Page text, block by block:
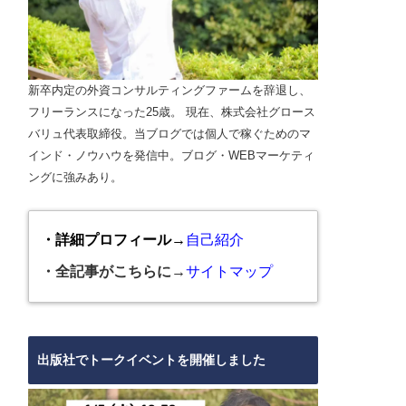
新卒内定の外資コンサルティングファームを辞退し、
フリーランスになった25歳。 現在、株式会社グロース
バリュ代表取締役。当ブログでは個人で稼ぐためのマ
インド・ノウハウを発信中。ブログ・WEBマーケティ
ングに強みあり。
・詳細プロフィール→ 自己紹介
・全記事がこちらに→サイトマップ
出版社でトークイベントを開催しました